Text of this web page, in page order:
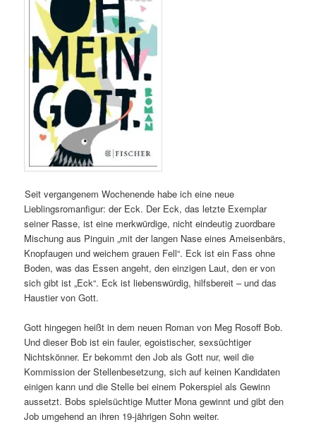
Seit vergangenem Wochenende habe ich eine neue
Lieblingsromanfigur: der Eck. Der Eck, das letzte Exemplar
seiner Rasse, ist eine merkwürdige, nicht eindeutig zuordbare
Mischung aus Pinguin „mit der langen Nase eines Ameisenbärs,
Knopfaugen und weichem grauen Fell“. Eck ist ein Fass ohne
Boden, was das Essen angeht, den einzigen Laut, den er von
sich gibt ist „Eck“. Eck ist liebenswürdig, hilfsbereit – und das
Haustier von Gott.
Gott hingegen heißt in dem neuen Roman von Meg Rosoff Bob.
Und dieser Bob ist ein fauler, egoistischer, sexsüchtiger
Nichtskönner. Er bekommt den Job als Gott nur, weil die
Kommission der Stellenbesetzung, sich auf keinen Kandidaten
einigen kann und die Stelle bei einem Pokerspiel als Gewinn
aussetzt. Bobs spielsüchtige Mutter Mona gewinnt und gibt den
Job umgehend an ihren 19-jährigen Sohn weiter.